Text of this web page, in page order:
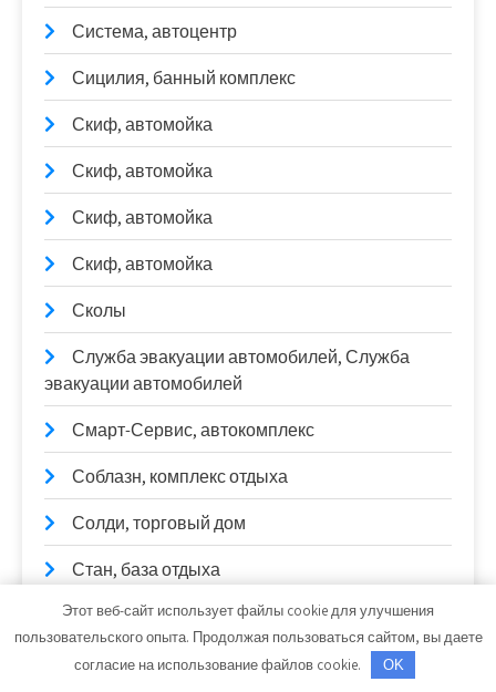
Система, автоцентр
Сицилия, банный комплекс
Скиф, автомойка
Скиф, автомойка
Скиф, автомойка
Скиф, автомойка
Сколы
Служба эвакуации автомобилей, Служба
эвакуации автомобилей
Смарт-Сервис, автокомплекс
Соблазн, комплекс отдыха
Солди, торговый дом
Стан, база отдыха
Старт
СтартерОк
Этот веб-сайт использует файлы cookie для улучшения
пользовательского опыта. Продолжая пользоваться сайтом, вы даете
согласие на использование файлов cookie.
OK